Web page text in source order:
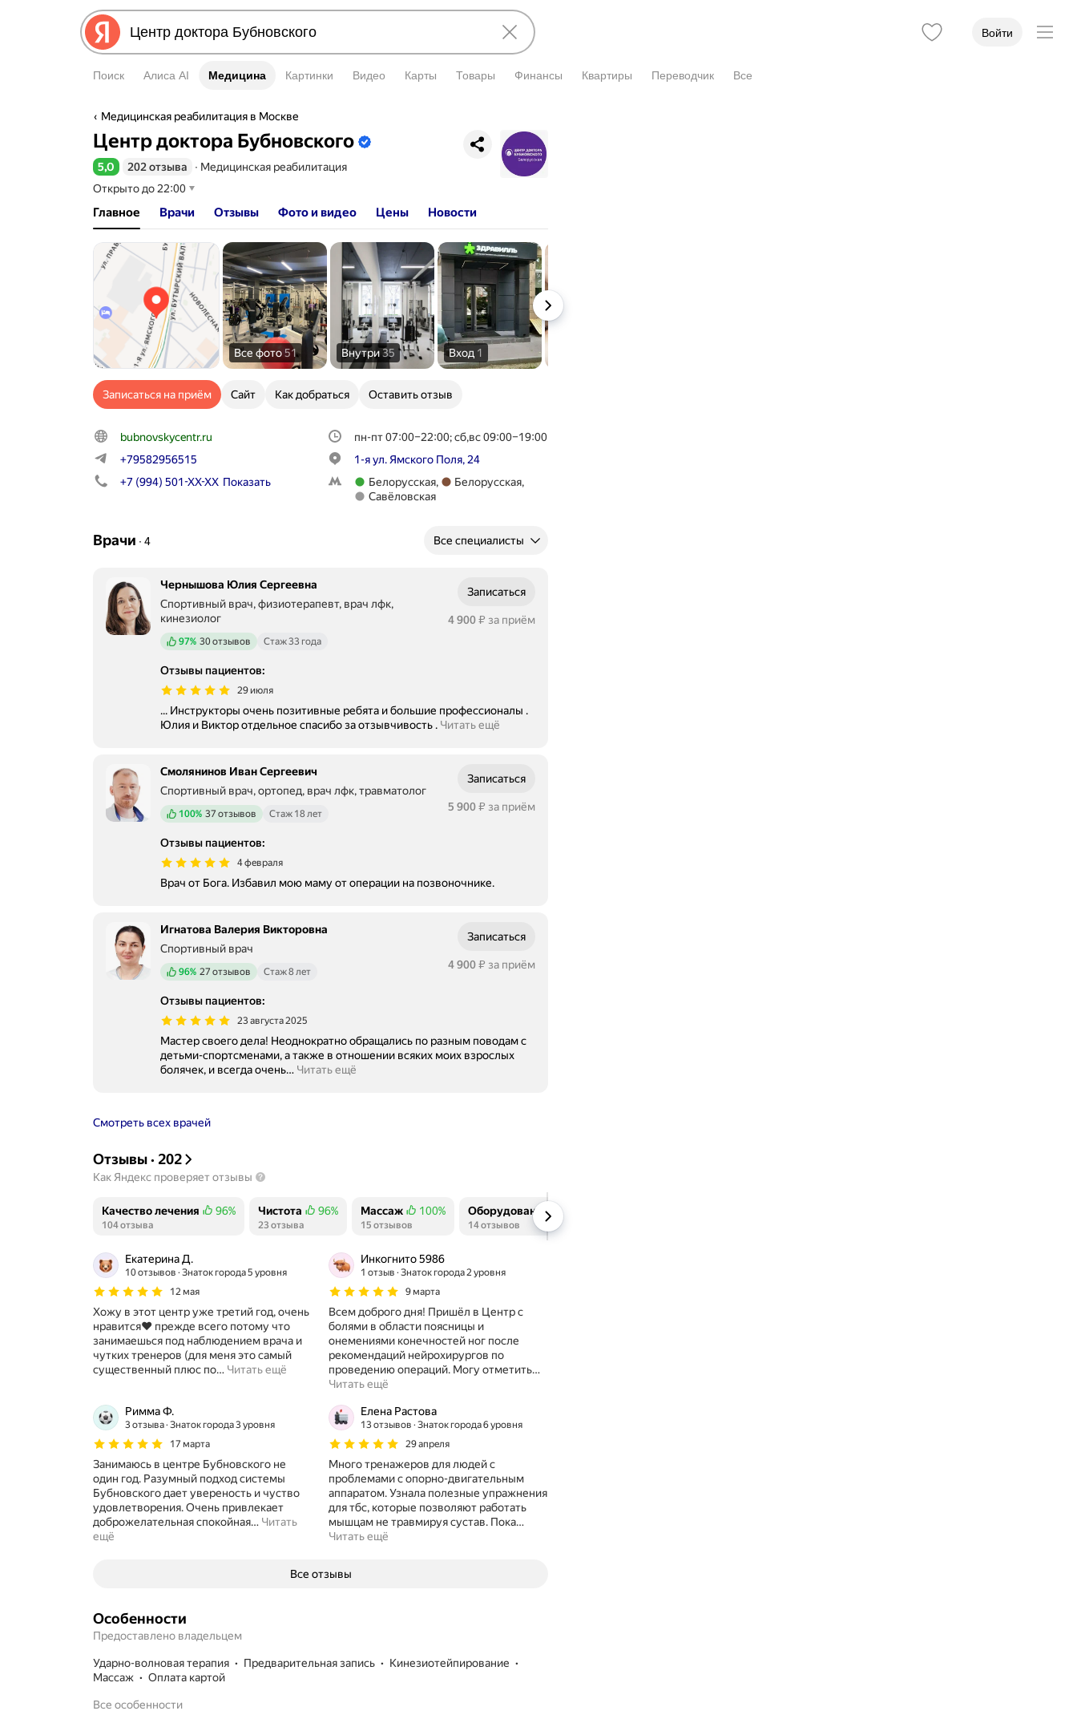
Войти
Поиск Алиса AI Медицина
Медицина Картинки Видео Карты Товары Финансы Квартиры Переводчик Все
Медицинская реабилитация в Москве
Центр доктора Бубновского
Информация об организации подтверждена владельцем.
Рейтинг 5,0 из 5
5,0 202 отзыва ∙ Медицинская реабилитация
Открыто до 22:00
Главное Врачи Отзывы Фото и видео Цены Новости
Все фото51 Внутри35 Вход 1
Записаться на приём Сайт Как добраться Оставить отзыв
bubnovskycentr.ru
+79582956515
+7 (994) 501-XX-XX Показать
пн-пт 07:00–22:00; сб,вс 09:00–19:00
1-я ул. Ямского Поля, 24
Метро Белорусская
Белорусская,
Метро Белорусская
Белорусская,
Метро Савёловская
Савёловская
Врачи ∙ 4 Все специалисты
Чернышова Юлия Сергеевна
Спортивный врач, физиотерапевт, врач лфк,
кинезиолог
Положительных отзывов
97% 30 отзывов Стаж 33 года
Записаться
Цена
4900
4 900 ₽ за приём
Отзывы пациентов:
29 июля
... Инструкторы очень позитивные ребята и большие профессионалы .
Юлия и Виктор отдельное спасибо за отзывчивость . Читать ещё
Смолянинов Иван Сергеевич
Спортивный врач, ортопед, врач лфк, травматолог
Положительных отзывов
100% 37 отзывов Стаж 18 лет
Записаться
Цена
5900
5 900 ₽ за приём
Отзывы пациентов:
4 февраля
Врач от Бога. Избавил мою маму от операции на позвоночнике.
Игнатова Валерия Викторовна
Спортивный врач
Положительных отзывов
96% 27 отзывов Стаж 8 лет
Записаться
Цена
4900
4 900 ₽ за приём
Отзывы пациентов:
23 августа 2025
Мастер своего дела! Неоднократно обращались по разным поводам с
детьми-спортсменами, а также в отношении всяких моих взрослых
болячек, и всегда очень… Читать ещё
Смотреть всех врачей
Отзывы· 202
Как Яндекс проверяет отзывы
Качество лечения
Положительных отзывов
96%
104 отзыва
Чистота
Положительных отзывов
96%
23 отзыва
Массаж
Положительных отзывов
100%
15 отзывов
Оборудование
Положительных отзывов
14 отзывов
Екатерина Д.
10 отзывов Знаток города 5 уровня
12 мая
Хожу в этот центр уже третий год, очень
нравится❤️ прежде всего потому что
занимаешься под наблюдением врача и
чутких тренеров (для меня это самый
существенный плюс по… Читать ещё
Инкогнито 5986
1 отзыв Знаток города 2 уровня
9 марта
Всем доброго дня! Пришёл в Центр с
болями в области поясницы и
онемениями конечностей ног после
рекомендаций нейрохирургов по
проведению операций. Могу отметить…
Читать ещё
Римма Ф.
3 отзыва Знаток города 3 уровня
17 марта
Занимаюсь в центре Бубновского не
один год. Разумный подход системы
Бубновского дает увереность и чуство
удовлетворения. Очень привлекает
доброжелательная спокойная… Читать
ещё
Елена Растова
13 отзывов Знаток города 6 уровня
29 апреля
Много тренажеров для людей с
проблемами с опорно-двигательным
аппаратом. Узнала полезные упражнения
для тбс, которые позволяют работать
мышцам не травмируя сустав. Пока…
Читать ещё
Все отзывы
Особенности
Предоставлено владельцем
ударно-волновая терапия предварительная запись
кинезиотейпирование
массаж
Оплата картой
Все особенности